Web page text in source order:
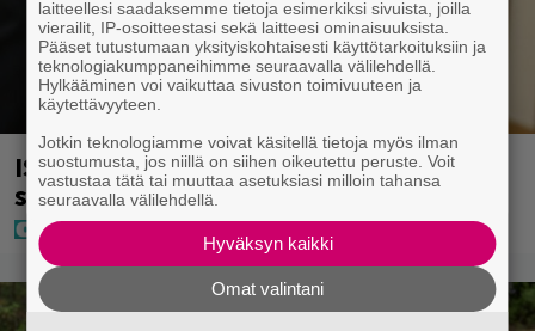
IS: Hjalliksen ja Jasminen häissä
suomalainen supertähti
laitteellesi saadaksemme tietoja esimerkiksi sivuista, joilla
vierailit, IP-osoitteestasi sekä laitteesi ominaisuuksista.
Pääset tutustumaan yksityiskohtaisesti käyttötarkoituksiin ja
teknologiakumppaneihimme seuraavalla välilehdellä.
Hylkääminen voi vaikuttaa sivuston toimivuuteen ja
käytettävyyteen.
Jotkin teknologiamme voivat käsitellä tietoja myös ilman
suostumusta, jos niillä on siihen oikeutettu peruste. Voit
vastustaa tätä tai muuttaa asetuksiasi milloin tahansa
seuraavalla välilehdellä.
Hyväksyn kaikki
Omat valintani